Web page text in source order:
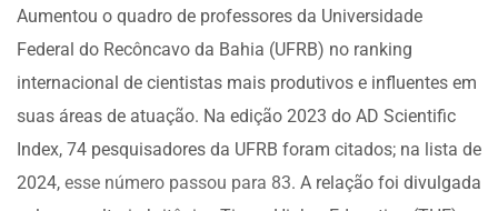
Aumentou o quadro de professores da Universidade
Federal do Recôncavo da Bahia (UFRB) no ranking
internacional de cientistas mais produtivos e influentes em
suas áreas de atuação. Na edição 2023 do AD Scientific
Index, 74 pesquisadores da UFRB foram citados; na lista de
2024, esse número passou para 83. A relação foi divulgada